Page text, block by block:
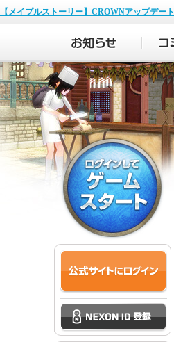
NEXON
【メイプルストーリー】CROWNアップデート